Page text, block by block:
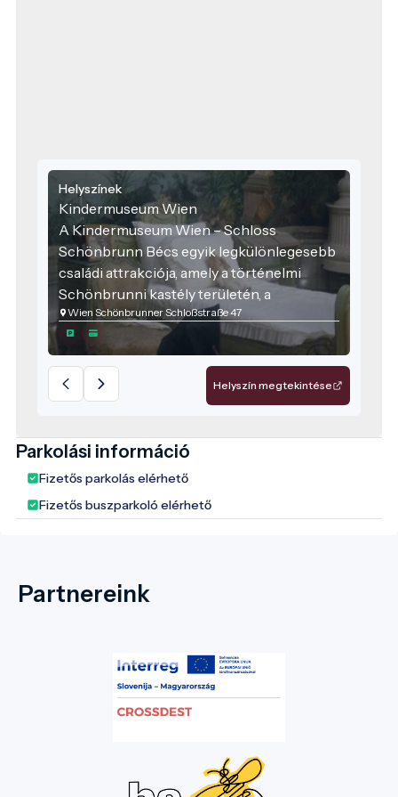
Helyszínek
Kindermuseum Wien
A Kindermuseum Wien – Schloss
Schönbrunn Bécs egyik legkülönlegesebb
családi attrakciója, amely a történelmi
Schönbrunni kastély területén, a
világörökségi környezetbe illeszkedve
kínál élményalapú tanulást gyermekek és
családok számára.
Wien Schönbrunner Schloßstraße 47
Helyszín megtekintése
Parkolási információ
Fizetős parkolás elérhető
Fizetős buszparkoló elérhető
Partnereink